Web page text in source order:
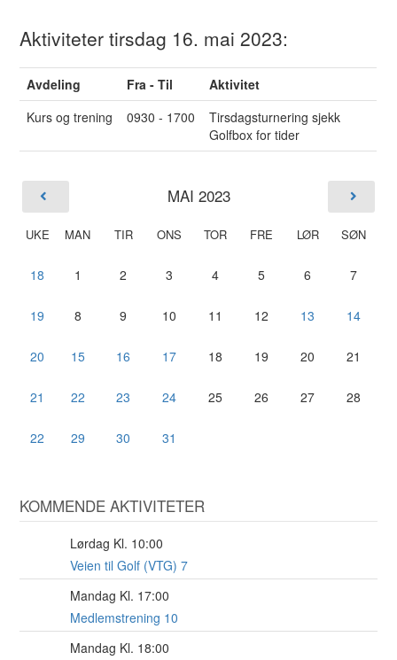
Aktiviteter tirsdag 16. mai 2023:
Avdeling Fra - Til
Aktivitet
Kurs og trening
0930 - 1700
Tirsdagsturnering sjekk
Golfbox for tider
MAI 2023
UKE MAN TIR ONS TOR FRE LØR SØN
18 1 2 3 4 5 6 7
19 8 9 10 11 12 13 14
20 15 16 17 18 19 20 21
21 22 23 24 25 26 27 28
22 29 30 31
KOMMENDE AKTIVITETER
Lørdag Kl. 10:00
Veien til Golf (VTG) 7
Mandag Kl. 17:00
Medlemstrening 10
Mandag Kl. 18:00